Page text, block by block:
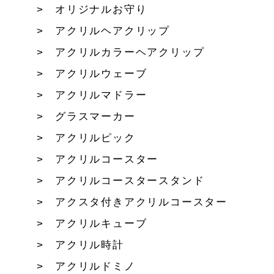
オリジナルお守り
アクリルヘアクリップ
アクリルカラーヘアクリップ
アクリルウェーブ
アクリルマドラー
グラスマーカー
アクリルピック
アクリルコースター
アクリルコースタースタンド
アクスタ付きアクリルコースター
アクリルキューブ
アクリル時計
アクリルドミノ